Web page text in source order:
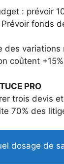
: prévoir
Prévoir fonds
des variations
coûtent
PRO
trois devis
70% des
dosage de